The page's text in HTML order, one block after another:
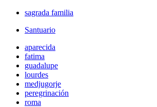
sagrada familia
Santuario
aparecida
fatima
guadalupe
lourdes
medjugorje
peregrinación
roma